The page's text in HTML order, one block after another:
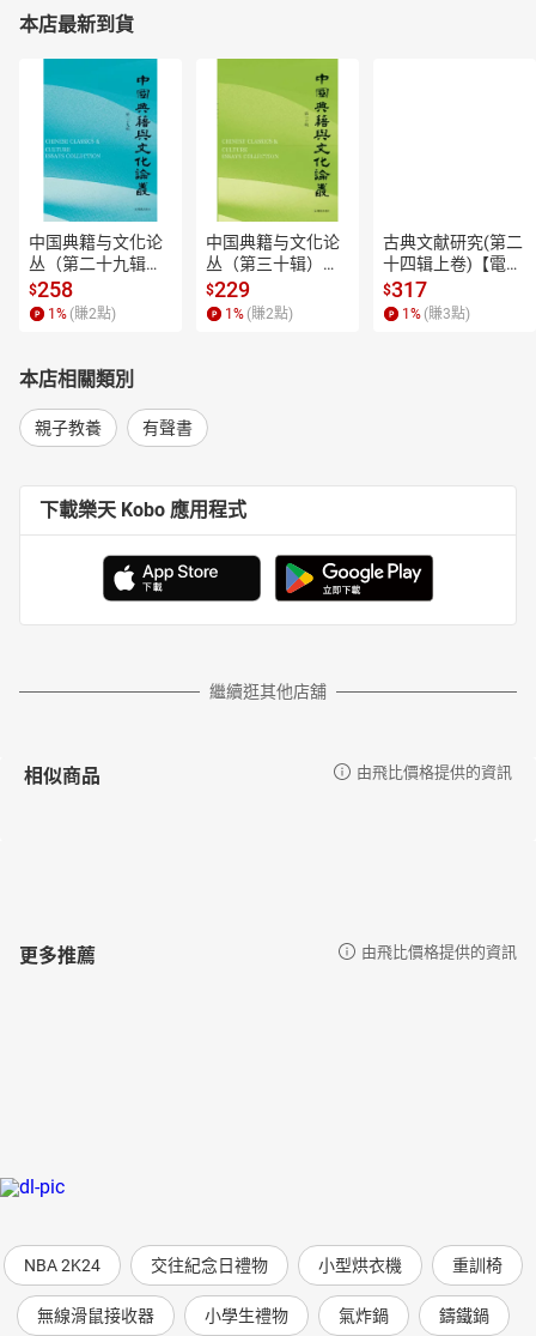
陳佳慧／桃園市大忠國小教師
傅宓慧／桃園市龍星國小教師
廖姿婷／雲林縣中山國小教師
鄭潓妏／基隆市深美國小教師
顧翠琴／資深閱讀推廣講師
作（編）者簡介
陳衛平
政治大學哲學系畢業，輔仁大學哲學研究所碩士。於一九八六
年成立天衛文化圖書股份有限公司，專門出版少年兒童圖書，現任
天衛文化圖書股份有限公司及小魯文化事業股份有限公司發行人。
編輯人才，為文化生態奠定必要基礎。自一九八七年，中國海峽兩
率臺灣兒童文學界訪問團赴北京、天津進行座談。一九九七年上榜
美國Who’s Who in the World名人錄。他發起並推廣「中、小學班級
講評及討論。作品有《寫給兒童的中國歷史》(榮獲文化部優良讀物
推介、二○一五年中國大陸文津獎童書獎第一名)、《寫給兒童的世
界歷史》(榮獲文化部金鼎獎最佳兒童讀物)等。譯作有《群眾與權
力》、《國家的神話》、《世界電影史》、《羅素》、《科學的進
協會翻譯獎。現任天衛文化及小魯文化執行長，編輯作品多獲肯
油彩的化身──陳澄波
「喔！他們真可惡，應該有人把他們趕走才對。」
「是誰啊？」
「就是大家都知道的鄭成功啊……」
「魔鏡公公，臺灣是什麼時候開始有火車的？」
本店最新到貨
中国典籍与文化论
丛（第二十九辑）
【電子書】
$258
1 % (賺2點)
中国典籍与文化论
丛（第三十辑）
【電子書】
$229
1 % (賺2點)
古典文献研究(第二
十四辑上卷)【電子
書】
$317
1 % (賺3點)
本店相關類別
親子教養 有聲書
下載樂天 Kobo 應用程式
繼續逛其他店舖
相似商品 由飛比價格提供的資訊
更多推薦 由飛比價格提供的資訊
NBA 2K24 交往紀念日禮物 小型烘衣機 重訓椅
無線滑鼠接收器 小學生禮物 氣炸鍋 鑄鐵鍋